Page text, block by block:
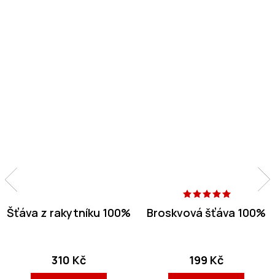
Šťáva z rakytníku 100%
310 Kč
Broskvová šťáva 100%
199 Kč